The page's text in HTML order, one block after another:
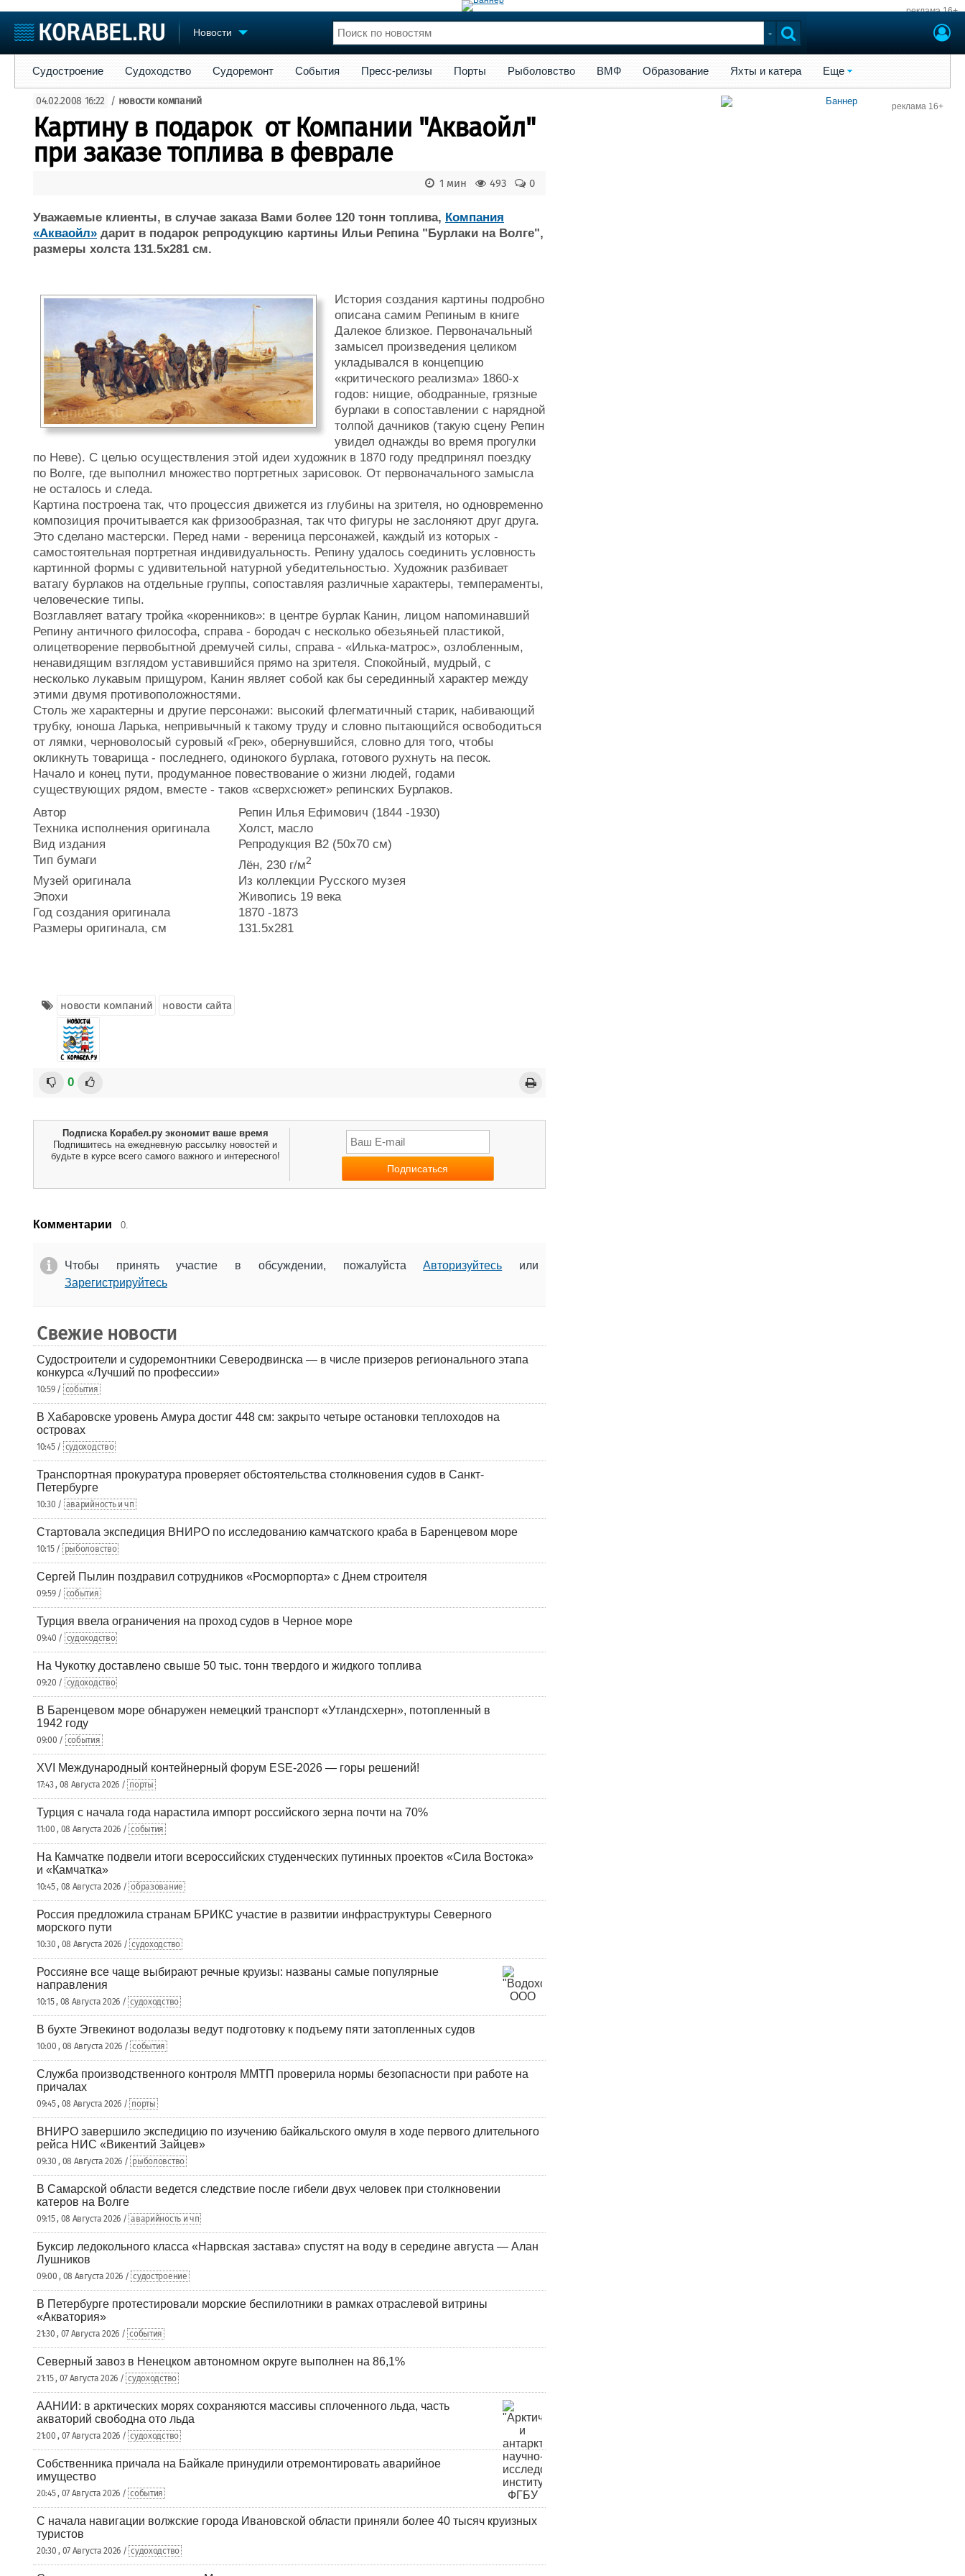
реклама 16+
Новости
Судостроение
Пульс
Новости
Компании
Репутация
Журнал
Реклама
Торговая площадка
Доска объявлений
Продажа флота
Оборудование
Изделия
Конференции
Личности
Словарь
Флот
Форум
Судостроение Судоходство Судоремонт События Пресс-релизы Порты Рыболовство ВМФ Образование Яхты и катера Еще
04.02.2008 16:22 / новости компаний
Картину в подарок от Компании "Акваойл"
при заказе топлива в феврале
0
493
1 мин
Уважаемые клиенты, в случае заказа Вами более 120 тонн топлива, Компания
«Акваойл» дарит в подарок репродукцию картины Ильи Репина "Бурлаки на Волге",
размеры холста 131.5x281 см.
История создания картины подробно
описана самим Репиным в книге
Далекое близкое. Первоначальный
замысел произведения целиком
укладывался в концепцию
«критического реализма» 1860-х
годов: нищие, ободранные, грязные
бурлаки в сопоставлении с нарядной
толпой дачников (такую сцену Репин
увидел однажды во время прогулки
по Неве). С целью осуществления этой идеи художник в 1870 году предпринял поездку
по Волге, где выполнил множество портретных зарисовок. От первоначального замысла
не осталось и следа.
Картина построена так, что процессия движется из глубины на зрителя, но одновременно
композиция прочитывается как фризообразная, так что фигуры не заслоняют друг друга.
Это сделано мастерски. Перед нами - вереница персонажей, каждый из которых -
самостоятельная портретная индивидуальность. Репину удалось соединить условность
картинной формы с удивительной натурной убедительностью. Художник разбивает
ватагу бурлаков на отдельные группы, сопоставляя различные характеры, темпераменты,
человеческие типы.
Возглавляет ватагу тройка «коренников»: в центре бурлак Канин, лицом напоминавший
Репину античного философа, справа - бородач с несколько обезьяньей пластикой,
олицетворение первобытной дремучей силы, справа - «Илька-матрос», озлобленным,
ненавидящим взглядом уставившийся прямо на зрителя. Спокойный, мудрый, с
несколько лукавым прищуром, Канин являет собой как бы серединный характер между
этими двумя противоположностями.
Столь же характерны и другие персонажи: высокий флегматичный старик, набивающий
трубку, юноша Ларька, непривычный к такому труду и словно пытающийся освободиться
от лямки, черноволосый суровый «Грек», обернувшийся, словно для того, чтобы
окликнуть товарища - последнего, одинокого бурлака, готового рухнуть на песок.
Начало и конец пути, продуманное повествование о жизни людей, годами
существующих рядом, вместе - таков «сверхсюжет» репинских Бурлаков.
Автор
Репин Илья Ефимович (1844 -1930)
Техника исполнения оригинала
Холст, масло
Вид издания
Репродукция B2 (50х70 см)
Тип бумаги
Лён, 230 г/м2
Музей оригинала
Из коллекции Русского музея
Эпохи
Живопись 19 века
Год создания оригинала
1870 -1873
Размеры оригинала, см
131.5x281
новости компаний новости сайта
0
Подписка Корабел.ру экономит ваше время
Подпишитесь на ежедневную рассылку новостей и
будьте в курсе всего самого важного и интересного!
Комментарии 0.
Чтобы принять участие в обсуждении, пожалуйстаАвторизуйтесь или
Зарегистрируйтесь
Свежие новости
Судостроители и судоремонтники Северодвинска — в числе призеров регионального этапа
конкурса «Лучший по профессии»
10:59 / события
В Хабаровске уровень Амура достиг 448 см: закрыто четыре остановки теплоходов на
островах
10:45 / судоходство
Транспортная прокуратура проверяет обстоятельства столкновения судов в Санкт-
Петербурге
10:30 / аварийность и чп
Стартовала экспедиция ВНИРО по исследованию камчатского краба в Баренцевом море
10:15 / рыболовство
Сергей Пылин поздравил сотрудников «Росморпорта» с Днем строителя
09:59 / события
Турция ввела ограничения на проход судов в Черное море
09:40 / судоходство
На Чукотку доставлено свыше 50 тыс. тонн твердого и жидкого топлива
09:20 / судоходство
В Баренцевом море обнаружен немецкий транспорт «Утландсхерн», потопленный в
1942 году
09:00 / события
XVI Международный контейнерный форум ESE-2026 — горы решений!
17:43 , 08 Августа 2026 / порты
Турция с начала года нарастила импорт российского зерна почти на 70%
11:00 , 08 Августа 2026 / события
На Камчатке подвели итоги всероссийских студенческих путинных проектов «Сила Востока»
и «Камчатка»
10:45 , 08 Августа 2026 / образование
Россия предложила странам БРИКС участие в развитии инфраструктуры Северного
морского пути
10:30 , 08 Августа 2026 / судоходство
Россияне все чаще выбирают речные круизы: названы самые популярные
направления
10:15 , 08 Августа 2026 / судоходство
В бухте Эгвекинот водолазы ведут подготовку к подъему пяти затопленных судов
10:00 , 08 Августа 2026 / события
Служба производственного контроля ММТП проверила нормы безопасности при работе на
причалах
09:45 , 08 Августа 2026 / порты
ВНИРО завершило экспедицию по изучению байкальского омуля в ходе первого длительного
рейса НИС «Викентий Зайцев»
09:30 , 08 Августа 2026 / рыболовство
В Самарской области ведется следствие после гибели двух человек при столкновении
катеров на Волге
09:15 , 08 Августа 2026 / аварийность и чп
Буксир ледокольного класса «Нарвская застава» спустят на воду в середине августа — Алан
Лушников
09:00 , 08 Августа 2026 / судостроение
В Петербурге протестировали морские беспилотники в рамках отраслевой витрины
«Акватория»
21:30 , 07 Августа 2026 / события
Северный завоз в Ненецком автономном округе выполнен на 86,1%
21:15 , 07 Августа 2026 / судоходство
ААНИИ: в арктических морях сохраняются массивы сплоченного льда, часть
акваторий свободна ото льда
21:00 , 07 Августа 2026 / судоходство
Собственника причала на Байкале принудили отремонтировать аварийное
имущество
20:45 , 07 Августа 2026 / события
С начала навигации волжские города Ивановской области приняли более 40 тысяч круизных
туристов
20:30 , 07 Августа 2026 / судоходство
реклама 16+